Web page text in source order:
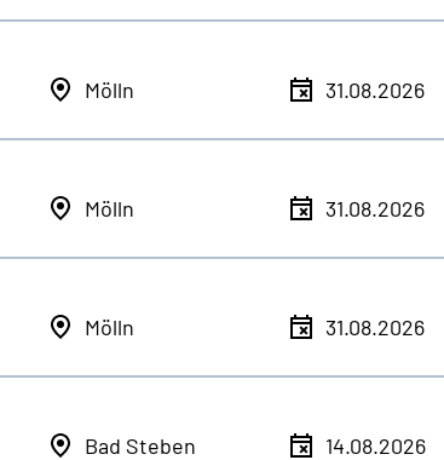
Mölln 31.08.2026
Mölln 31.08.2026
Mölln 31.08.2026
Bad Steben 14.08.2026